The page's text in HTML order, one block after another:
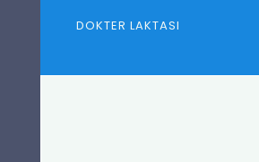
DOKTER LAKTASI